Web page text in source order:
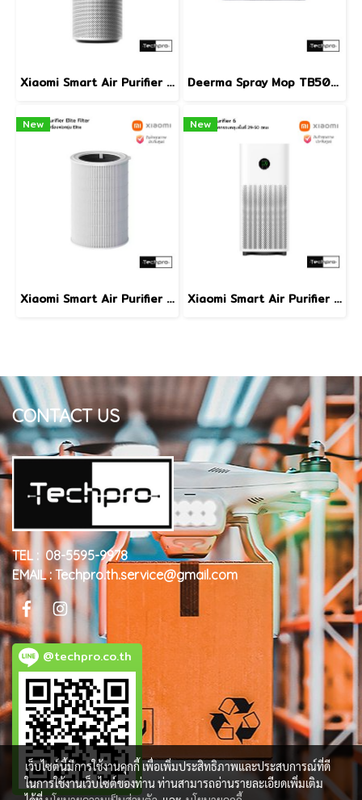
Xiaomi Smart Air Purifier Elite เครื่องฟอกอากาศอัจฉริยะพื้นที่ครอบคลุม 42-72 ตรม. รุ่น Elite Deerma Spray Mop TB500 Mop Pad ผ้าอะไหล่สำหรับไม้ถูพื้นระบบหัวฉีดน้ำ 4 ชิ้น
New
Xiaomi Smart Air Purifier Elite filter ไส้กรองประสิทธิภาพสูงสำหรับเครื่องฟอกอากาศ รุ่น Elite
New
Xiaomi Smart Air Purifier 6 เครื่องฟอกอากาศอัจฉริยะครอบคลุมพื้นที่ 29-50 ตรม. รุ่น 6
CONTACT US
TEL : 08-5595-9978
EMAIL : Techpro.th.service@gmail.com
@techpro.co.th
เว็บไซต์นี้มีการใช้งานคุกกี้ เพื่อเพิ่มประสิทธิภาพและประสบการณ์ที่ดี
ในการใช้งานเว็บไซต์ของท่าน ท่านสามารถอ่านรายละเอียดเพิ่มเติม